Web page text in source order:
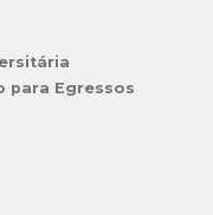
para Egressos